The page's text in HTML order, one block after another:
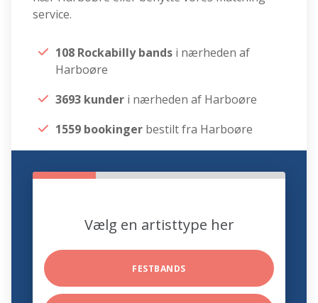
service.
108 Rockabilly bands i nærheden af
Harboøre
3693 kunder i nærheden af Harboøre
1559 bookinger bestilt fra Harboøre
Vælg en artisttype her
FESTBANDS